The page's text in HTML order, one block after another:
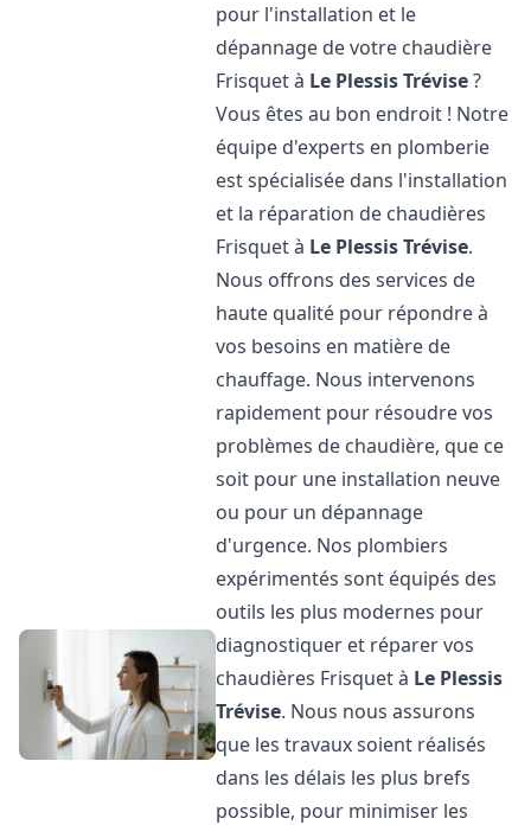
pour l'installation et le
dépannage de votre chaudière
Frisquet à Le Plessis Trévise?
Vous êtes au bon endroit ! Notre
équipe d'experts en plomberie
est spécialisée dans l'installation
et la réparation de chaudières
Frisquet à Le Plessis Trévise.
Nous offrons des services de
haute qualité pour répondre à
vos besoins en matière de
chauffage. Nous intervenons
rapidement pour résoudre vos
problèmes de chaudière, que ce
soit pour une installation neuve
ou pour un dépannage
d'urgence. Nos plombiers
expérimentés sont équipés des
outils les plus modernes pour
diagnostiquer et réparer vos
chaudières Frisquet à Le Plessis
Trévise. Nous nous assurons
que les travaux soient réalisés
dans les délais les plus brefs
possible, pour minimiser les